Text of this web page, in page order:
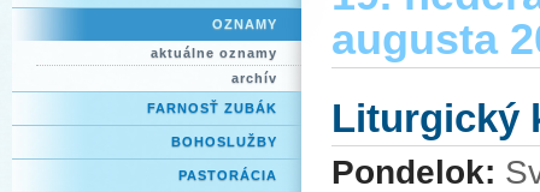
OZNAMY
aktuálne oznamy
archív
FARNOSŤ ZUBÁK
BOHOSLUŽBY
PASTORÁCIA
augusta
Liturgický
Pondelok: